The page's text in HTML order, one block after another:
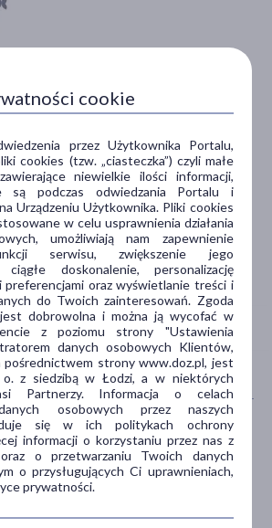
SESDERMA
linii Reti Age marki Sesderma
8
WIEK
dla dorosłych
cookie
przez Użytkownika Portalu,
cookies (tzw. „ciasteczka”) czyli małe
niewielkie ilości informacji,
są podczas odwiedzania Portalu i
Urządzeniu Użytkownika. Pliki cookies
w celu usprawnienia działania
umożliwiają nam zapewnienie
serwisu, zwiększenie jego
ciągłe doskonalenie, personalizację
preferencjami oraz wyświetlanie treści i
do Twoich zainteresowań. Zgoda
dobrowolna i można ją wycofać w
z poziomu strony "Ustawienia
danych osobowych Klientów,
pośrednictwem strony www.doz.pl, jest
z siedzibą w Łodzi, a w niektórych
Partnerzy. Informacja o celach
osobowych przez naszych
się w ich politykach ochrony
informacji o korzystaniu przez nas z
o przetwarzaniu Twoich danych
o przysługujących Ci uprawnieniach,
prywatności.